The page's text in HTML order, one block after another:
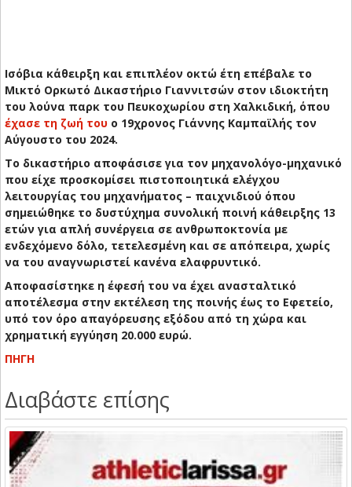
Ισόβια κάθειρξη και επιπλέον οκτώ έτη επέβαλε το
Μικτό Ορκωτό Δικαστήριο Γιαννιτσών στον ιδιοκτήτη
του λούνα παρκ του Πευκοχωρίου στη Χαλκιδική, όπου
έχασε τη ζωή του ο 19χρονος Γιάννης Καμπαϊλής τον
Αύγουστο του 2024.
Το δικαστήριο αποφάσισε για τον μηχανολόγο-μηχανικό
που είχε προσκομίσει πιστοποιητικά ελέγχου
λειτουργίας του μηχανήματος – παιχνιδιού όπου
σημειώθηκε το δυστύχημα συνολική ποινή κάθειρξης 13
ετών για απλή συνέργεια σε ανθρωποκτονία με
ενδεχόμενο δόλο, τετελεσμένη και σε απόπειρα, χωρίς
να του αναγνωριστεί κανένα ελαφρυντικό.
Αποφασίστηκε η έφεσή του να έχει ανασταλτικό
αποτέλεσμα στην εκτέλεση της ποινής έως το Εφετείο,
υπό τον όρο απαγόρευσης εξόδου από τη χώρα και
χρηματική εγγύηση 20.000 ευρώ.
ΠΗΓΗ
Διαβάστε επίσης